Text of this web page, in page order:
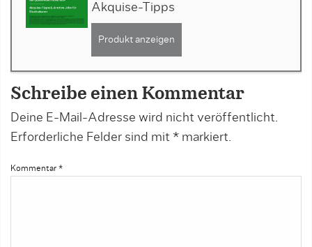
Akquise-Tipps
Produkt anzeigen
Schreibe einen Kommentar
Deine E-Mail-Adresse wird nicht veröffentlicht.
Erforderliche Felder sind mit * markiert.
Kommentar *